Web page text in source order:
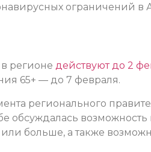
ограничений в
регионе действуют до 2
65+ — до 7 февраля.
регионального
обсуждалась
больше, а также